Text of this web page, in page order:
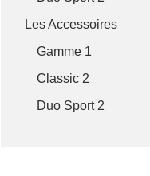
Les Accessoires
Gamme 1
Classic 2
Duo Sport 2